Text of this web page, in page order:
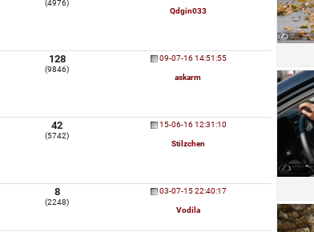
(4976)
Qdgin033
128
(9846)
09-07-16 14:51:55
askarm
42
(5742)
15-06-16 12:31:10
Stilzchen
8
(2248)
03-07-15 22:40:17
Vodila